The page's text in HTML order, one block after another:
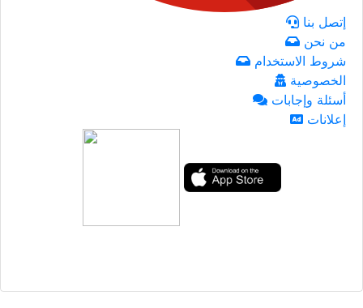
إتصل بنا
من نحن
شروط الاستخدام
الخصوصية
أسئلة وإجابات
إعلانات